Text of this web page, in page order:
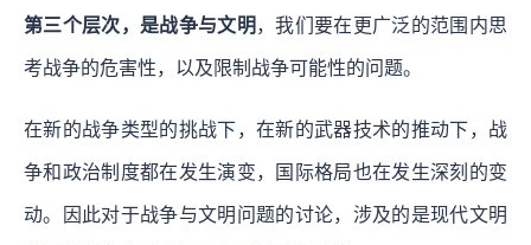
第三个层次，是战争与文明 ，我们要在更广泛的范围内思
考战争的危害性，以及限制战争可能性的问题。
在新的战争类型的挑战下，在新的武器技术的推动下，战
争和政治制度都在发生演变，国际格局也在发生深刻的变
动。因此对于战争与文明问题的讨论，涉及的是现代文明